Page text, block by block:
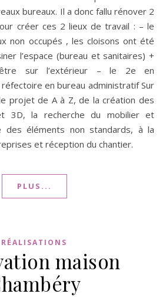
bureaux. Il a donc fallu rénover 2
créer ces 2 lieux de travail : – le
non occupés , les cloisons ont été
l’espace (bureau et sanitaires) +
sur l’extérieur – le 2e en
réfectoire en bureau administratif Sur
projet de A à Z, de la création des
3D, la recherche du mobilier et
des éléments non standards, à la
et réception du chantier.
PLUS...
RÉALISATIONS
maison